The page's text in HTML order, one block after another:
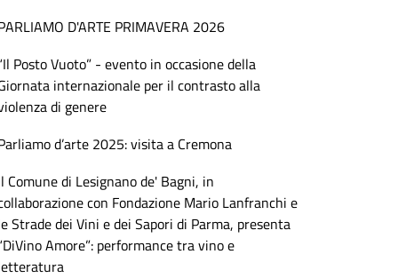
D'ARTE PRIMAVERA 2026
Posto Vuoto” - evento in occasione della
internazionale per il contrasto alla
di genere
d’arte 2025: visita a Cremona
Comune di Lesignano de' Bagni, in
con Fondazione Mario Lanfranchi e
Strade dei Vini e dei Sapori di Parma, presenta
Amore”: performance tra vino e